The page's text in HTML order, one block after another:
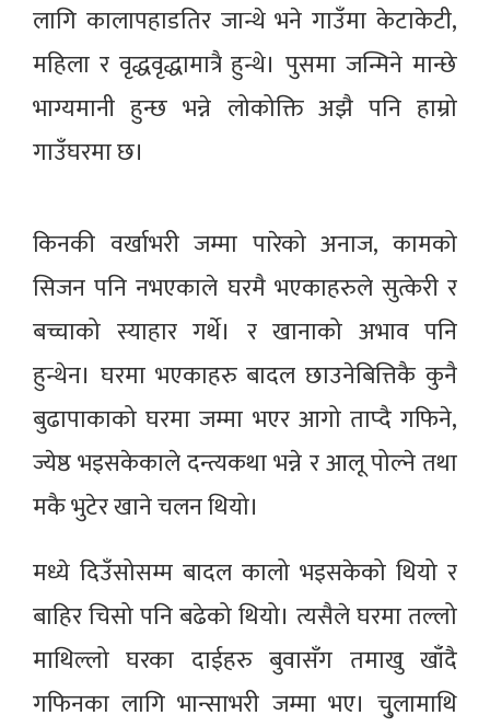
लागि कालापहाडतिर जान्थे भने गाउँमा केटाकेटी,
महिला र वृद्धवृद्धामात्रै हुन्थे। पुसमा जन्मिने मान्छे
भाग्यमानी हुन्छ भन्ने लोकोक्ति अझै पनि हाम्रो
गाउँघरमा छ।
किनकी वर्खाभरी जम्मा पारेको अनाज, कामको
सिजन पनि नभएकाले घरमै भएकाहरुले सुत्केरी र
बच्चाको स्याहार गर्थे। र खानाको अभाव पनि
हुन्थेन। घरमा भएकाहरु बादल छाउनेबित्तिकै कुनै
बुढापाकाको घरमा जम्मा भएर आगो ताप्दै गफिने,
ज्येष्ठ भइसकेकाले दन्त्यकथा भन्ने र आलू पोल्ने तथा
मकै भुटेर खाने चलन थियो।
मध्ये दिउँसोसम्म बादल कालो भइसकेको थियो र
बाहिर चिसो पनि बढेको थियो। त्यसैले घरमा तल्लो
माथिल्लो घरका दाईहरु बुवासँग तमाखु खाँदै
गफिनका लागि भान्साभरी जम्मा भए। चु्लामाथि